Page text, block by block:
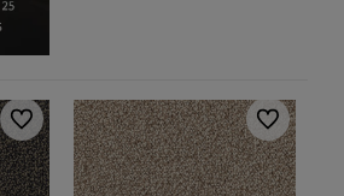
Do ulubionych Do